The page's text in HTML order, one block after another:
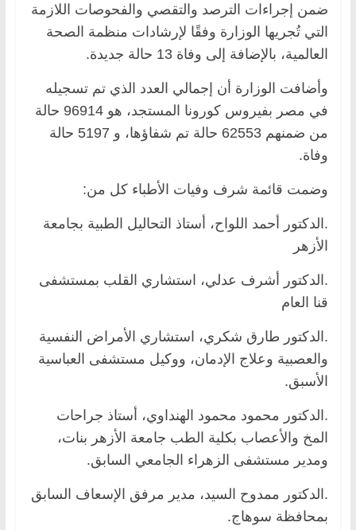
ضمن إجراءات الترصد والتقصي والفحوصات اللازمة
التي تُجريها الوزارة وفقًا لإرشادات منظمة الصحة
العالمية، بالإضافة إلى وفاة 13 حالة جديدة.
وأضافت الوزارة أن إجمالي العدد الذي تم تسجيله
في مصر بفيروس كورونا المستجد، هو 96914 حالة
من ضمنهم 62553 حالة تم شفاؤها، و 5197 حالة
وفاة.
وضمت قائمة شرف وفيات الأطباء كل من:
.الدكتور أحمد اللواح، أستاذ التحاليل الطبية بجامعة
الأزهر
.الدكتور أشرف عدلي، استشاري القلب بمستشفى
قنا العام
.الدكتور طارق شكري، استشاري الأمراض النفسية
والعصبية وعلاج الإدمان، ووكيل مستشفى العباسية
الأسبق.
.الدكتور محمود محمود الهنداوي، أستاذ جراحات
المخ والأعصاب بكلية الطب جامعة الأزهر بنات،
ومدير مستشفى الزهراء الجامعي السابق.
.الدكتور ممدوح السيد، مدير مرفق الإسعاف السابق
بمحافظة سوهاج.